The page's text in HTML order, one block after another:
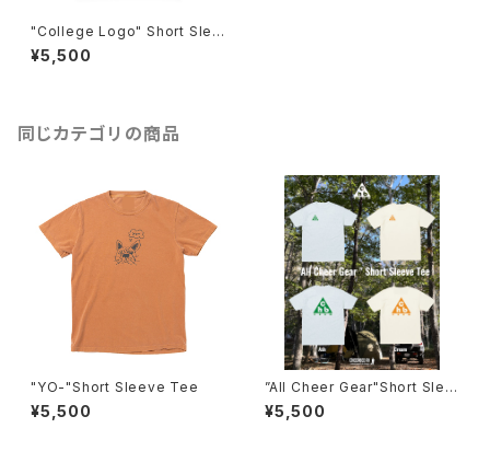
"College Logo" Short Slee
ve Tee
¥5,500
同じカテゴリの商品
"YO-"Short Sleeve Tee
¥5,500
”All Cheer Gear"Short Slee
ve Tee
¥5,500